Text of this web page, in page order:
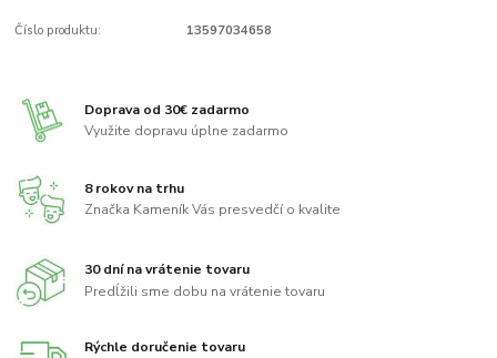
Číslo produktu: 13597034658
Doprava od 30€ zadarmo
Využite dopravu úplne zadarmo
8 rokov na trhu
Značka Kameník Vás presvedčí o kvalite
30 dní na vrátenie tovaru
Predĺžili sme dobu na vrátenie tovaru
Rýchle doručenie tovaru